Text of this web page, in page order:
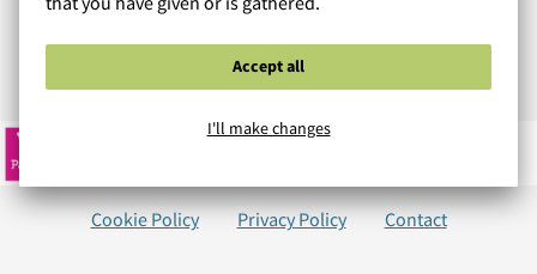
Accept all
I'll make changes
Huippunopea toimitus.
Read more reviews...
Cookie Policy Privacy Policy Contact